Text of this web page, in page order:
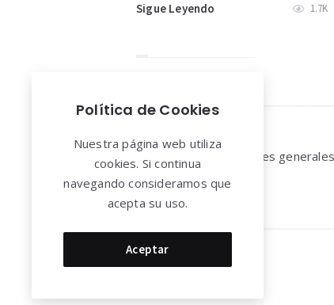
Sigue Leyendo 1.7K
Widgets
Aviso legal y Condiciones
uso
Política de Cookies
Nuestra página web utiliza
cookies. Si continua
navegando consideramos que
acepta su uso.
Aceptar